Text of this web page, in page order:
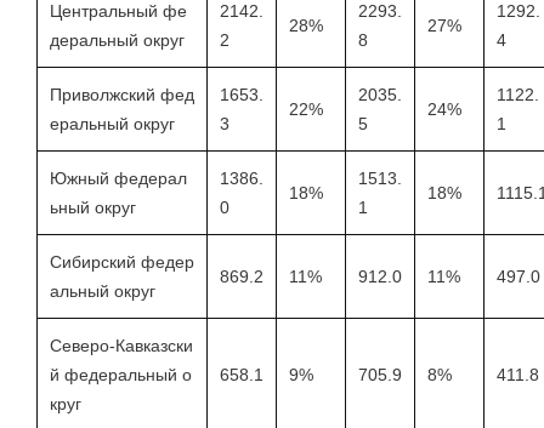
Центральный фе
деральный округ
2142.
2
28%
2293.
8
27%
1292.
4
Приволжский фед
еральный округ
1653.
3
22%
2035.
5
24%
1122.
1
Южный федерал
ьный округ
1386.
0
18%
1513.
1
18%
Сибирский федер
альный округ
869.2 11% 912.0 11% 497.0
Северо-Кавказски
й федеральный о
круг
658.1 9% 705.9 8% 411.8